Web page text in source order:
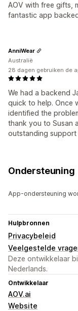
AOV with free gifts,
fantastic app
We had a backend
quick to help. Once
identified the
thank you to Susan
outstanding support
AnniWear
Australië
28 dagen gebruiken de
Ondersteuning
App-ondersteuning
Hulpbronnen
Privacybeleid
Veelgestelde
Deze ontwikkelaar
Nederlands.
Ontwikkelaar
AOV.ai
Website